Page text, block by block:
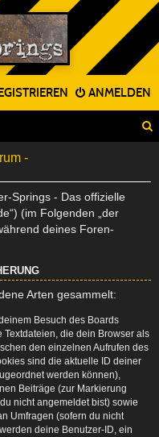
ANMELDEN
-
Springs - Das offizielle
(im Folgenden „der
deines Foren-
Arten gesammelt:
Besuch des Boards
die dein Browser als
den einzelnen Aufrufen des
sind die aktuelle ID deiner
werden können),
Beiträge (zur Markierung
nicht angemeldet bist) sowie
Umfragen (sofern du nicht
deine Benutzer-ID, ein